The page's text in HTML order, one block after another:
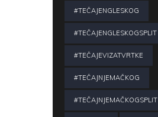
#TEČAJENGLESKOG
#TEČAJENGLESKOGSPLIT
#TEČAJEVIZATVRTKE
#TEČAJNJEMAČKOG
#TEČAJNJEMAČKOGSPLIT